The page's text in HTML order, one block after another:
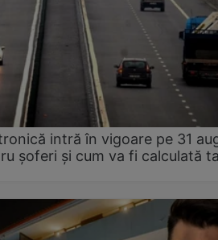
intră în vigoare pe 31
șoferi și cum va fi calculată